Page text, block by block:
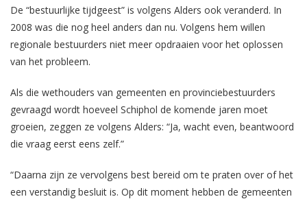
De “bestuurlijke tijdgeest” is volgens Alders ook veranderd. In
2008 was die nog heel anders dan nu. Volgens hem willen
regionale bestuurders niet meer opdraaien voor het oplossen
van het probleem.
Als die wethouders van gemeenten en provinciebestuurders
gevraagd wordt hoeveel Schiphol de komende jaren moet
groeien, zeggen ze volgens Alders: “Ja, wacht even, beantwoord
die vraag eerst eens zelf.”
“Daarna zijn ze vervolgens best bereid om te praten over of het
een verstandig besluit is. Op dit moment hebben de gemeenten